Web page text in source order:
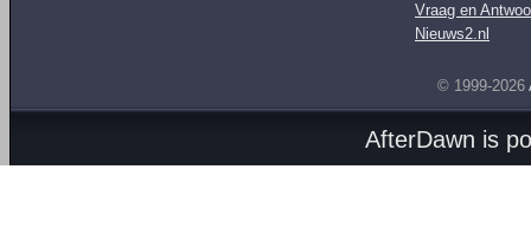
Vraag en
Nieuws2.nl
© 1999-2026
AfterDawn is